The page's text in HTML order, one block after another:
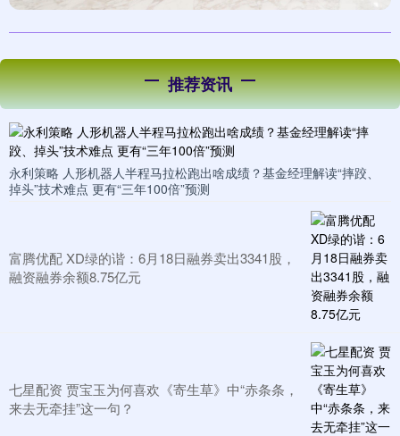
推荐资讯
永利策略 人形机器人半程马拉松跑出啥成绩？基金经理解读“摔跤、
掉头”技术难点 更有“三年100倍”预测
富腾优配 XD绿的谐：6月18日融券卖出3341股，
融资融券余额8.75亿元
七星配资 贾宝玉为何喜欢《寄生草》中“赤条条，
来去无牵挂”这一句？